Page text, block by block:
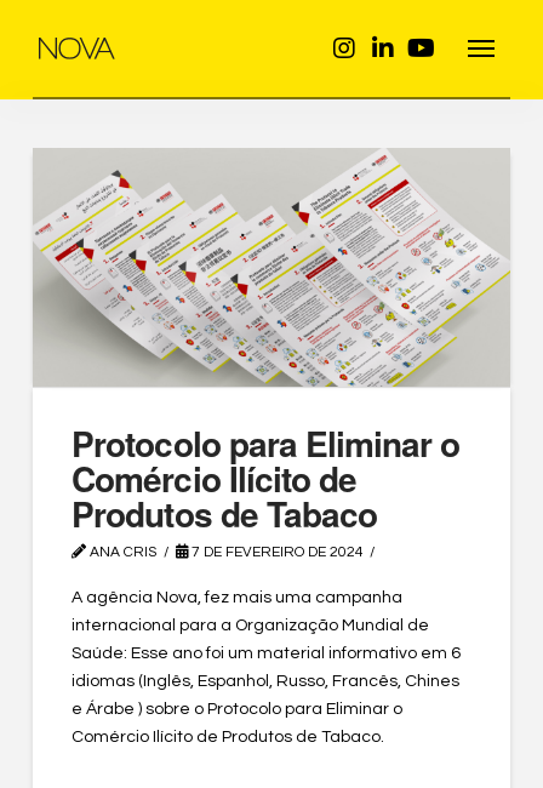
Protocolo para Eliminar o
Comércio Ilícito de
Produtos de Tabaco
ANA CRIS 7 DE FEVEREIRO DE 2024
A agência Nova, fez mais uma campanha
internacional para a Organização Mundial de
Saúde: Esse ano foi um material informativo em 6
idiomas (Inglês, Espanhol, Russo, Francês, Chines
e Árabe ) sobre o Protocolo para Eliminar o
Comércio Ilícito de Produtos de Tabaco.